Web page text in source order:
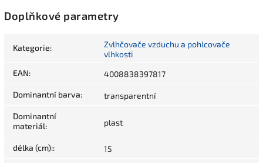
Doplňkové parametry
Kategorie:
Zvlhčovače vzduchu a pohlcovače
vlhkosti
EAN: 4008838397817
Dominantní barva: transparentní
Dominantní
materiál: plast
délka (cm):: 15